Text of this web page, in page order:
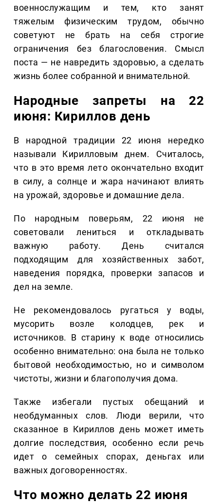
военнослужащим и тем, кто занят
тяжелым физическим трудом, обычно
советуют не брать на себя строгие
ограничения без благословения. Смысл
поста — не навредить здоровью, а сделать
жизнь более собранной и внимательной.
Народные запреты на 22
июня: Кириллов день
В народной традиции 22 июня нередко
называли Кирилловым днем. Считалось,
что в это время лето окончательно входит
в силу, а солнце и жара начинают влиять
на урожай, здоровье и домашние дела.
По народным поверьям, 22 июня не
советовали лениться и откладывать
важную работу. День считался
подходящим для хозяйственных забот,
наведения порядка, проверки запасов и
дел на земле.
Не рекомендовалось ругаться у воды,
мусорить возле колодцев, рек и
источников. В старину к воде относились
особенно внимательно: она была не только
бытовой необходимостью, но и символом
чистоты, жизни и благополучия дома.
Также избегали пустых обещаний и
необдуманных слов. Люди верили, что
сказанное в Кириллов день может иметь
долгие последствия, особенно если речь
идет о семейных спорах, деньгах или
важных договоренностях.
Что можно делать 22 июня